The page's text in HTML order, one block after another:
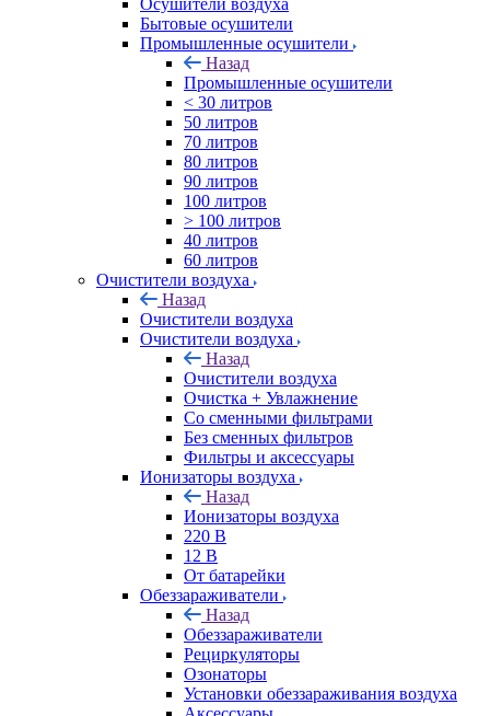
Осушители воздуха
Бытовые осушители
Промышленные осушители
Назад
Промышленные осушители
< 30 литров
50 литров
70 литров
80 литров
90 литров
100 литров
> 100 литров
40 литров
60 литров
Очистители воздуха
Назад
Очистители воздуха
Очистители воздуха
Назад
Очистители воздуха
Очистка + Увлажнение
Cо сменными фильтрами
Без сменных фильтров
Фильтры и аксессуары
Ионизаторы воздуха
Назад
Ионизаторы воздуха
220 В
12 В
От батарейки
Обеззараживатели
Назад
Обеззараживатели
Рециркуляторы
Озонаторы
Установки обеззараживания воздуха